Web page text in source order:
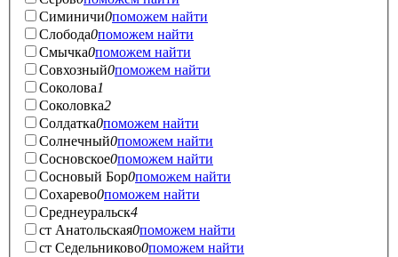
Симиничи0поможем найти
Слобода0поможем найти
Смычка0поможем найти
Совхозный0поможем найти
Соколова1
Соколовка2
Солдатка0поможем найти
Солнечный0поможем найти
Сосновское0поможем найти
Сосновый Бор0поможем найти
Сохарево0поможем найти
Среднеуральск4
ст Анатольская0поможем найти
ст Седельниково0поможем найти